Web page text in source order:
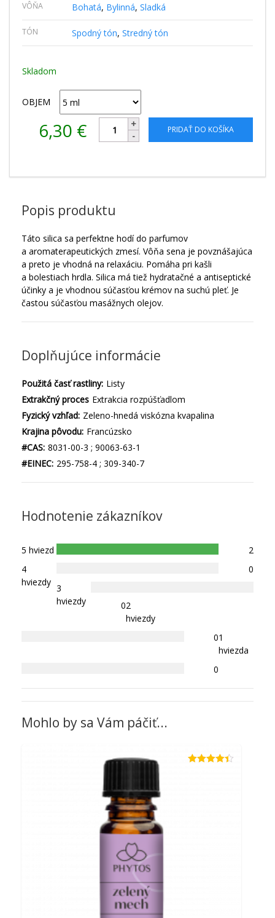
VÔŇA Bohatá, Bylinná, Sladká
TÓN Spodný tón, Stredný tón
Skladom
OBJEM
6,30 € PRIDAŤ DO KOŠÍKA
Popis produktu
Táto silica sa perfektne hodí do parfumov
a aromaterapeutických zmesí. Vôňa sena je povznášajúca
a preto je vhodná na relaxáciu. Pomáha pri kašli
a bolestiach hrdla. Silica má tiež hydratačné a antiseptické
účinky a je vhodnou súčasťou krémov na suchú pleť. Je
častou súčasťou masážnych olejov.
Doplňujúce informácie
Použitá časť rastliny: Listy
Extrakčný proces Extrakcia rozpúšťadlom
Fyzický vzhľad: Zeleno-hnedá viskózna kvapalina
Krajina pôvodu: Francúzsko
#CAS: 8031-00-3 ; 90063-63-1
#EINEC: 295-758-4 ; 309-340-7
Hodnotenie zákazníkov
5 hviezd
2
4
hviezdy
0
3
hviezdy
02
hviezdy
01
hviezda
0
Mohlo by sa Vám páčiť...